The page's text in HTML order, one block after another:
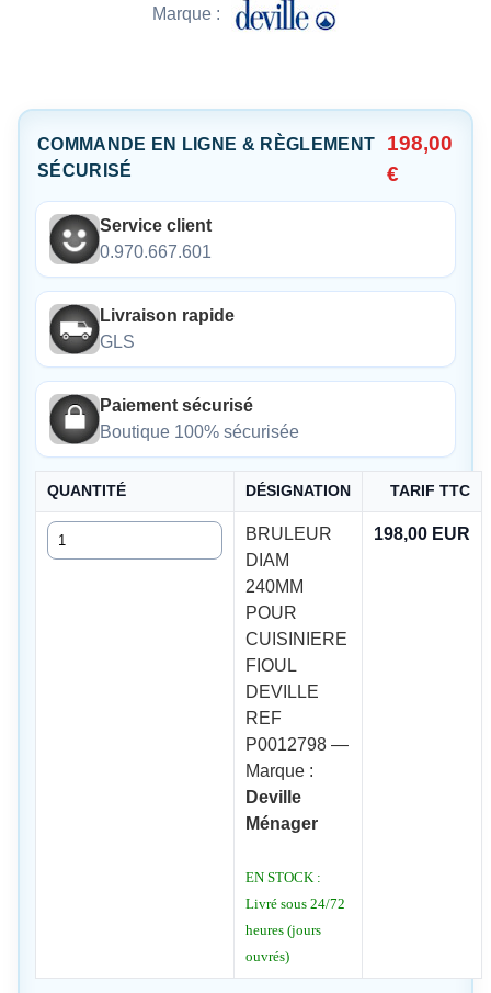
Marque :
COMMANDE EN LIGNE & RÈGLEMENT
SÉCURISÉ
198,00
€
Service client
0.970.667.601
Livraison rapide
GLS
Paiement sécurisé
Boutique 100% sécurisée
QUANTITÉ DÉSIGNATION TARIF TTC
Quantité
BRULEUR
DIAM
240MM
POUR
CUISINIERE
FIOUL
DEVILLE
REF
P0012798 —
Marque :
Deville
Ménager
EN STOCK :
Livré sous 24/72
heures (jours
ouvrés)
198,00 EUR